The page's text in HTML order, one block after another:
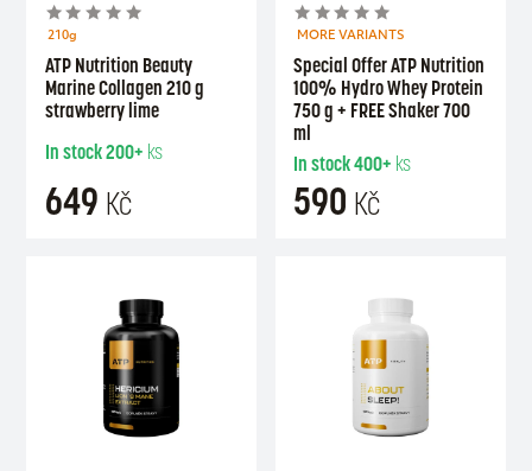
210g
ATP Nutrition Beauty
Marine Collagen 210 g
strawberry lime
In stock200+ ks
649 Kč
MORE VARIANTS
Special Offer ATP Nutrition
100% Hydro Whey Protein
750 g + FREE Shaker 700
ml
In stock400+ ks
590 Kč